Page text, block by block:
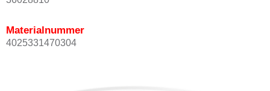
Materialnummer
4025331470304